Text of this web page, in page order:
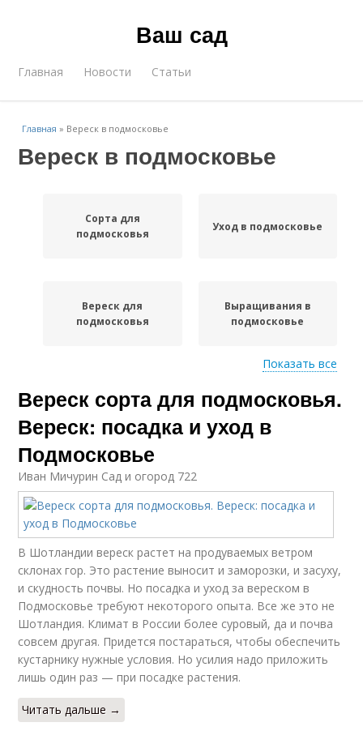
Ваш сад
Главная Новости Статьи
Главная » Вереск в подмосковье
Вереск в подмосковье
Сорта для
подмосковья
Уход в подмосковье
Вереск для
подмосковья
Выращивания в
подмосковье
Грунт в подмосковье
Вереск в открытый
грунт
Уход за вереском
ленинградской
области
Вереск из семян
Вереск в домашних
условиях
Зимовка в
подмосковье
Вереск в саду
Показать все
Вереск сорта для подмосковья.
Вереск: посадка и уход в
Подмосковье
Иван Мичурин Сад и огород 722
В Шотландии вереск растет на продуваемых ветром
склонах гор. Это растение выносит и заморозки, и засуху,
и скудность почвы. Но посадка и уход за вереском в
Подмосковье требуют некоторого опыта. Все же это не
Шотландия. Климат в России более суровый, да и почва
совсем другая. Придется постараться, чтобы обеспечить
кустарнику нужные условия. Но усилия надо приложить
лишь один раз — при посадке растения.
Читать дальше →